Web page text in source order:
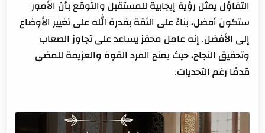
التفاؤل يمثل رؤية إيجابية للمستقبل والتوقع بأن الأمور
ستكون أفضل، بناءً على الثقة بقدرة الله على تغيير الأوضاع
إلى الأفضل. إنه عامل محفز يساعد على تجاوز الصعاب
وتحقيق النجاح، حيث يمنح الفرد القوة والعزيمة للمضي
قدمًا رغم التحديات.